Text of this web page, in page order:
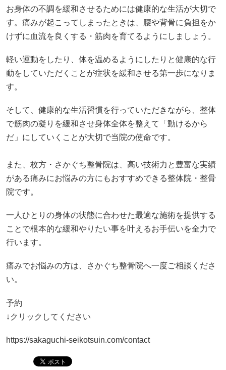
お身体の不調を緩和させるためには健康的な生活が大切で
す。痛みが起こってしまったときは、腰や背骨に負担をか
けずに血流を良くする・筋肉を育てるようにしましょう。
軽い運動をしたり、体を温めるようにしたりと健康的な行
動をしていただくことが症状を緩和させる第一歩になりま
す。
そして、健康的な生活習慣を行っていただきながら、整体
で筋肉の凝りを緩和させ身体全体を整えて「動けるから
だ」にしていくことが大切で当院の使命です。
また、枚方・さかぐち整骨院は、高い技術力と豊富な実績
がある痛みにお悩みの方にもおすすめできる整体院・整骨
院です。
一人ひとりの身体の状態に合わせた最適な施術を提供する
ことで根本的な緩和やりたい事を叶えるお手伝いを全力で
行います。
痛みでお悩みの方は、さかぐち整骨院へ一度ご相談くださ
い。
予約
↓クリックしてください
https://sakaguchi-seikotsuin.com/contact